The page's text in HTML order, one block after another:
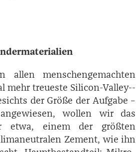
menschengemachten
mehr treueste Silicon-­Valley-­
der Größe der Aufgabe –
wollen wir das
etwa, einem der größten
Zement, wie ihn